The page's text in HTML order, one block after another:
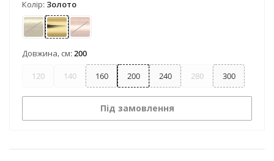
Колір: Золото
АнтикЗолотоМідь
Довжина, см:200
120 140 160 200 240 280 300
Під замовлення